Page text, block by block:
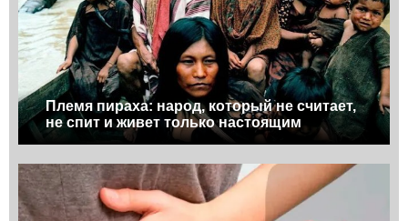
Племя пираха: народ, который не считает,
не спит и живет только настоящим